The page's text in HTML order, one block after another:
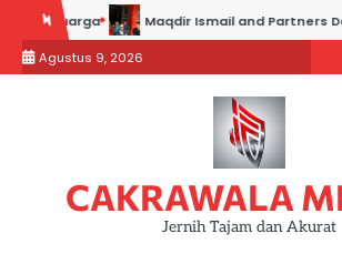
content
Maqdir Ismail and Partners Dampingi
Agustus 9, 2026
CAKRAWALA
Jernih Tajam dan Akurat